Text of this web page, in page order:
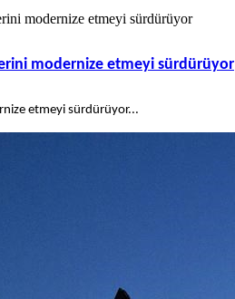
modernize etmeyi sürdürüyor
modernize etmeyi sürdürüyor
etmeyi sürdürüyor...